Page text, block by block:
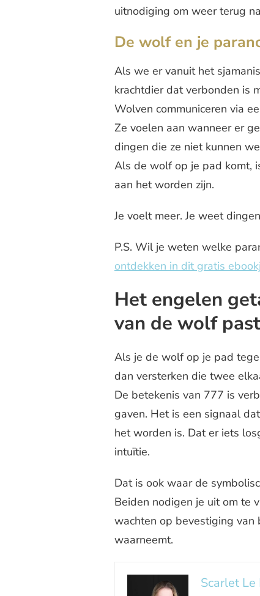
uitnodiging om weer terug
De wolf en je
Als we er vanuit het
krachtdier dat verbonden is
Wolven communiceren via
Ze voelen aan wanneer er
dingen die ze niet kunnen
Als de wolf op je pad komt,
aan het worden zijn.
Je voelt meer. Je weet
P.S. Wil je weten welke
ontdekken in dit gratis
Het engelen
van de wolf past
Als je de wolf op je pad
dan versterken die twee
De betekenis van 777 is
gaven. Het is een signaal
het worden is. Dat er iets
intuïtie.
Dat is ook waar de
Beiden nodigen je uit om te
wachten op bevestiging van
waarneemt.
Scarlet Le